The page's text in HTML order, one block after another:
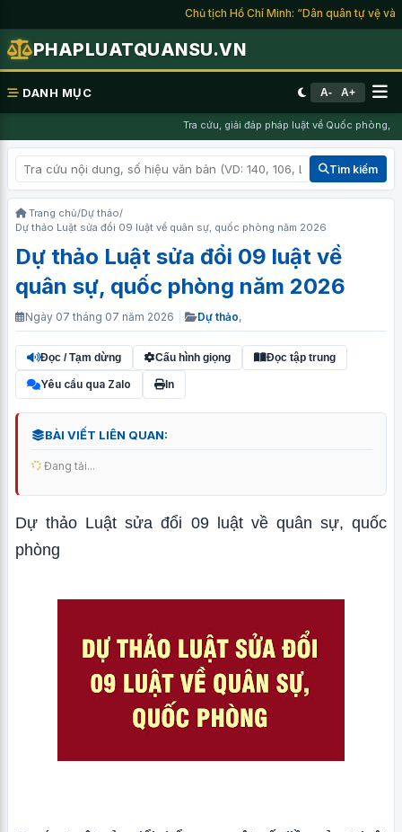
Chủ tịch Hồ Chí Minh: “Dân quân tự vệ
PHAPLUATQUANSU.VN
DANH MỤC A- A+
Tra cứu, giải đáp pháp luật về Quốc phòng,
Tìm kiếm
Trang chủ/Dự thảo/
Dự thảo Luật sửa đổi 09 luật về quân sự, quốc phòng năm 2026
Dự thảo Luật sửa đổi 09 luật về
quân sự, quốc phòng năm 2026
Ngày 07 tháng 07 năm 2026 Dự thảo,
Đọc / Tạm dừng Cấu hình giọng Đọc tập trung
Yêu cầu qua Zalo In
BÀI VIẾT LIÊN QUAN:
Đang tải...
Dự thảo Luật sửa đổi 09 luật về quân sự, quốc
phòng